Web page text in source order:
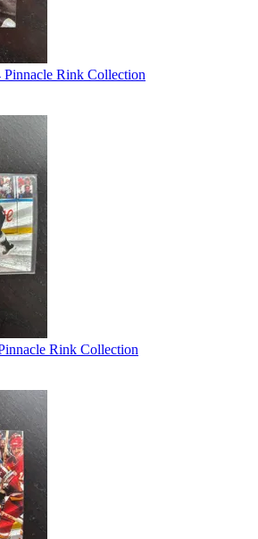
Rink Collection
Rink Collection